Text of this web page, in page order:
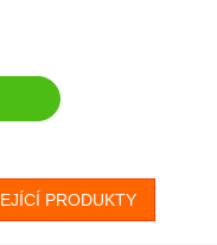
PRODUKTY